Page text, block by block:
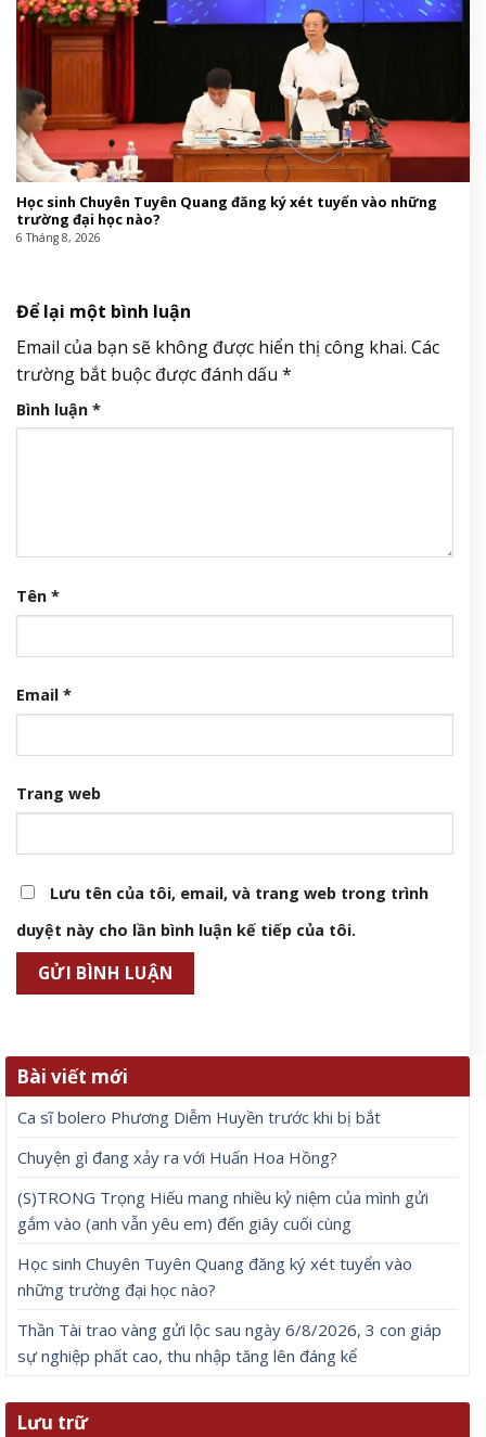
Học sinh Chuyên Tuyên Quang đăng ký xét tuyển vào những
trường đại học nào?
6 Tháng 8, 2026
Để lại một bình luận
Email của bạn sẽ không được hiển thị công khai. Các
trường bắt buộc được đánh dấu *
Bình luận *
Tên *
Email *
Trang web
Lưu tên của tôi, email, và trang web trong trình
duyệt này cho lần bình luận kế tiếp của tôi.
Bài viết mới
Ca sĩ bolero Phương Diễm Huyền trước khi bị bắt
Chuyện gì đang xảy ra với Huấn Hoa Hồng?
(S)TRONG Trọng Hiếu mang nhiều kỷ niệm của mình gửi
gắm vào (anh vẫn yêu em) đến giây cuối cùng
Học sinh Chuyên Tuyên Quang đăng ký xét tuyển vào
những trường đại học nào?
Thần Tài trao vàng gửi lộc sau ngày 6/8/2026, 3 con giáp
sự nghiệp phất cao, thu nhập tăng lên đáng kể
Lưu trữ